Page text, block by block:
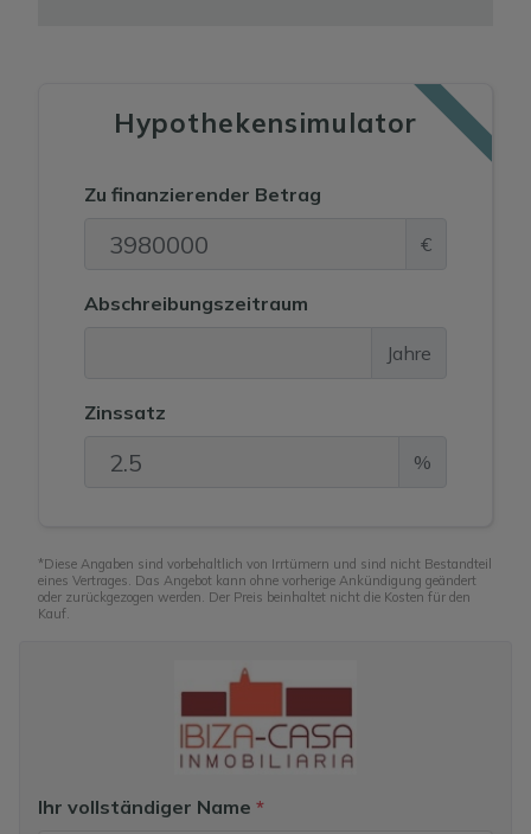
Nur wenige Autominuten vom Strand Cala Vadella
gelegen, verbindet diese Villa Ruhe, Exklusivität und
Ein echtes Immobilienjuwel auf Ibiza, das Stil, Platz,
Touristenlizenz die Möglichkeit bietet, vom ersten
Tag an Einnahmen zu erzielen.
Hypothekensimulator
Zu finanzierender Betrag
€
Abschreibungszeitraum
Jahre
Zinssatz
%
*Diese Angaben sind vorbehaltlich von Irrtümern und sind nicht Bestandteil
eines Vertrages. Das Angebot kann ohne vorherige Ankündigung geändert
oder zurückgezogen werden. Der Preis beinhaltet nicht die Kosten für den
Kauf.
Ihr vollständiger Name *